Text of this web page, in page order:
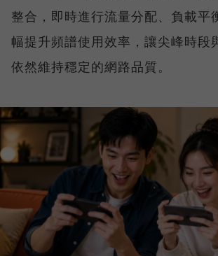
整合，即時進行流量分配、負載平
幅提升頻譜使用效率，讓尖峰時段
依然維持穩定的網路品質。